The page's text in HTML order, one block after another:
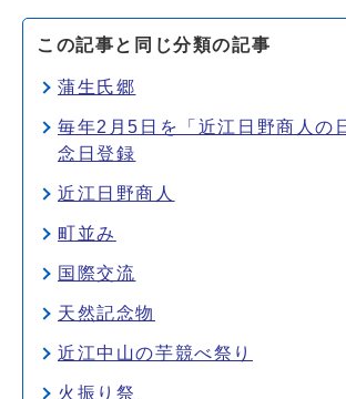
この記事と同じ分類の記事
蒲生氏郷
毎年2月5日を「近江日野商人の
念日登録
近江日野商人
町並み
国際交流
天然記念物
近江中山の芋競べ祭り
火振り祭